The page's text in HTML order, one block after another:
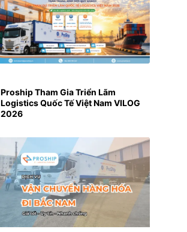
Proship Tham Gia Triển Lãm
Logistics Quốc Tế Việt Nam VILOG
2026